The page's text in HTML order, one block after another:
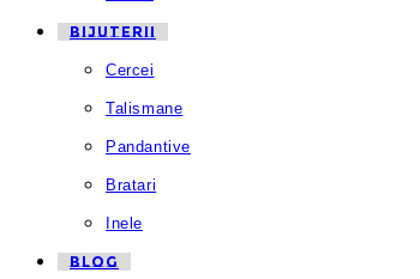
BIJUTERII
Cercei
Talismane
Pandantive
Bratari
Inele
BLOG